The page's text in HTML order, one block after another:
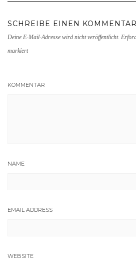
SCHREIBE EINEN KOMMENTAR
Deine E-Mail-Adresse wird nicht veröffentlicht.
markiert
KOMMENTAR
NAME
EMAIL ADDRESS
WEBSITE